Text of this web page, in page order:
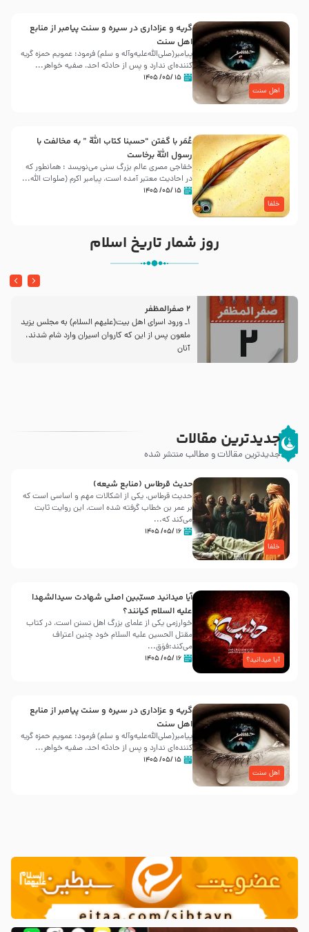
اهل سنت
گریه و عزاداری در سیره و سنت پیامبر از منابع
اهل سنت
پیامبر(صلی‌الله‌علیه‌وآله و سلم) فرمود: عمویم حمزه گریه
کننده‌ای ندارد و پس از حادثه احد، صفیه خواهر...
۱۵ /۰۵/ ۱۴۰۵
خلفا
عُمَر با گفتن “حسبنا كتاب اللّه ” به مخالفت با
رسول اللّه برخاست
خفاجی مصری عالم بزرگ سنی می‌نویسد : همانطور که
در احادیث معتبر آمده است، پیامبر اکرم (صلوات اللّه...
۱۵ /۰۵/ ۱۴۰۵
روز شمار تاریخ اسلام
2 صفرالمظفر
1ـ ورود اسراى اهل بیت‌(علیهم السلام) به مجلس یزید
ملعون پس از این كه كاروان اسیران وارد شام شدند،
آنان
جدیدترین مقالات
جدیدترین مقالات و مطالب منتشر شده
خلفا
حدیث قرطاس (منابع شیعه)
حدیث قرطاس، یکی از اشکالات مهم و اساسی است که
بر عمر بن خطاب گرفته شده است، این روایت ثابت
می‌کند که...
۱۶ /۰۵/ ۱۴۰۵
آیا میدانید؟
آیا میدانید مسبّبین اصلی شهادت سیدالشهدا
علیه ‌السلام کیانند؟
خوارزمی یکی از علمای بزرگ اهل تسنن است، در کتاب
مقتل الحسین علیه ‌السلام خود چنین اعتراف
می‌کند:فوَق...
۱۶ /۰۵/ ۱۴۰۵
اهل سنت
گریه و عزاداری در سیره و سنت پیامبر از منابع
اهل سنت
پیامبر(صلی‌الله‌علیه‌وآله و سلم) فرمود: عمویم حمزه گریه
کننده‌ای ندارد و پس از حادثه احد، صفیه خواهر...
۱۵ /۰۵/ ۱۴۰۵